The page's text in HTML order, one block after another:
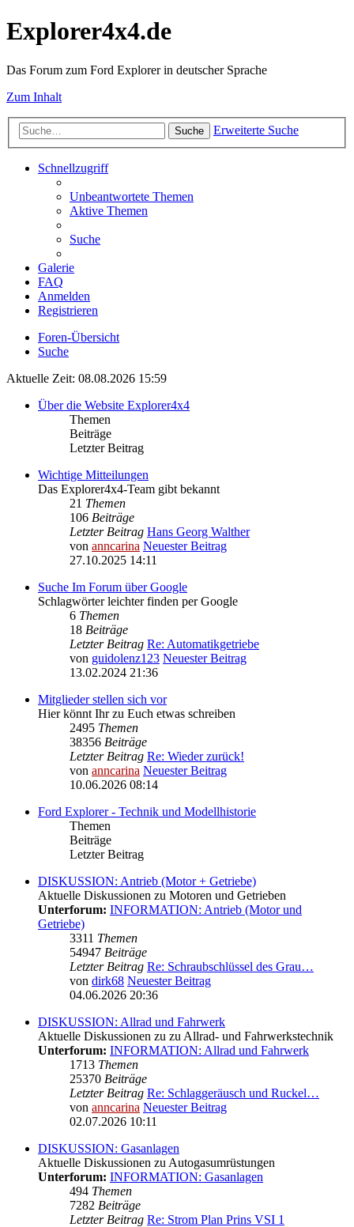
Explorer4x4.de
Das Forum zum Ford Explorer in deutscher Sprache
Zum Inhalt
Suche Erweiterte Suche
Schnellzugriff
Unbeantwortete Themen
Aktive Themen
Suche
Galerie
FAQ
Anmelden
Registrieren
Foren-Übersicht
Suche
Aktuelle Zeit: 08.08.2026 15:59
Über die Website Explorer4x4
Themen
Beiträge
Letzter Beitrag
Wichtige Mitteilungen
Das Explorer4x4-Team gibt bekannt
21 Themen
106 Beiträge
Letzter Beitrag Hans Georg Walther
von anncarina Neuester Beitrag
27.10.2025 14:11
Suche Im Forum über Google
Schlagwörter leichter finden per Google
6 Themen
18 Beiträge
Letzter Beitrag Re: Automatikgetriebe
von guidolenz123 Neuester Beitrag
13.02.2024 21:36
Mitglieder stellen sich vor
Hier könnt Ihr zu Euch etwas schreiben
2495 Themen
38356 Beiträge
Letzter Beitrag Re: Wieder zurück!
von anncarina Neuester Beitrag
10.06.2026 08:14
Ford Explorer - Technik und Modellhistorie
Themen
Beiträge
Letzter Beitrag
DISKUSSION: Antrieb (Motor + Getriebe)
Aktuelle Diskussionen zu Motoren und Getrieben
Unterforum: INFORMATION: Antrieb (Motor und
Getriebe)
3311 Themen
54947 Beiträge
Letzter Beitrag Re: Schraubschlüssel des Grau…
von dirk68 Neuester Beitrag
04.06.2026 20:36
DISKUSSION: Allrad und Fahrwerk
Aktuelle Diskussionen zu zu Allrad- und Fahrwerkstechnik
Unterforum: INFORMATION: Allrad und Fahrwerk
1713 Themen
25370 Beiträge
Letzter Beitrag Re: Schlaggeräusch und Ruckel…
von anncarina Neuester Beitrag
02.07.2026 10:11
DISKUSSION: Gasanlagen
Aktuelle Diskussionen zu Autogasumrüstungen
Unterforum: INFORMATION: Gasanlagen
494 Themen
7282 Beiträge
Letzter Beitrag Re: Strom Plan Prins VSI 1